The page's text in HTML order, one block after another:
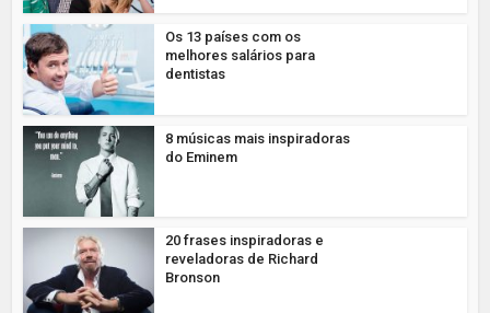
Os 13 países com os
melhores salários para
dentistas
8 músicas mais inspiradoras
do Eminem
20 frases inspiradoras e
reveladoras de Richard
Bronson